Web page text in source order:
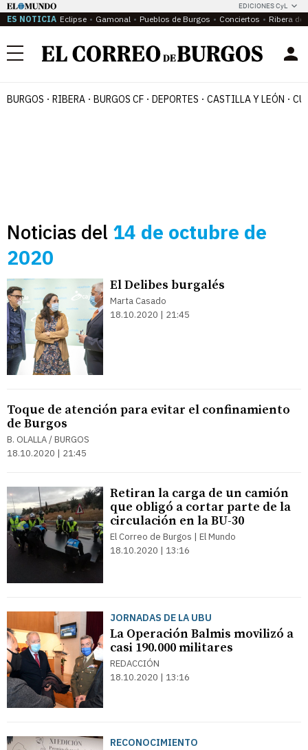
EDICIONES CyL
ES NOTICIA Eclipse Gamonal Pueblos de Burgos Conciertos Ribera del
Menú
BURGOS RIBERA BURGOS CF DEPORTES CASTILLA Y LEÓN
Noticias del 14 de octubre de
2020
El Delibes burgalés
Marta Casado
18.10.2020 | 21:45
Toque de atención para evitar el confinamiento
de Burgos
B. OLALLA / BURGOS
18.10.2020 | 21:45
Retiran la carga de un camión
que obligó a cortar parte de la
circulación en la BU-30
El Correo de Burgos | El Mundo
18.10.2020 | 13:16
JORNADAS DE LA UBU
La Operación Balmis movilizó a
casi 190.000 militares
REDACCIÓN
18.10.2020 | 13:16
RECONOCIMIENTO